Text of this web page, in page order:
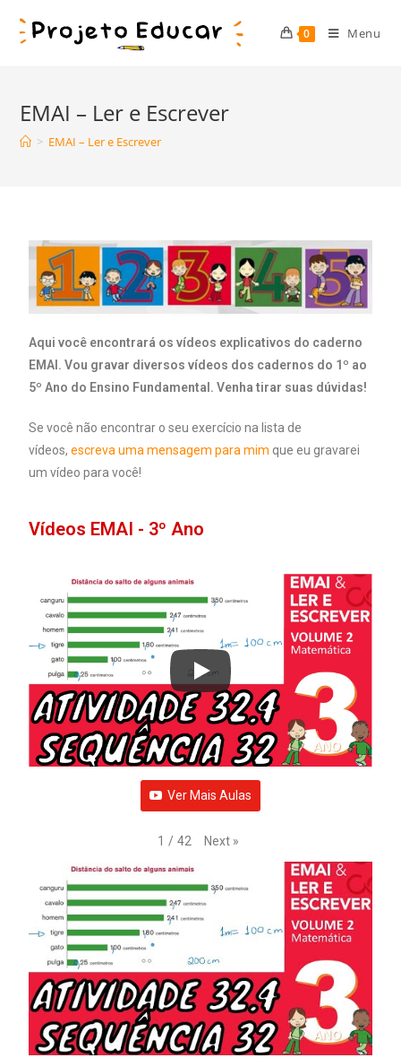
0 Menu
EMAI – Ler e Escrever
> EMAI – Ler e Escrever
Aqui você encontrará os vídeos explicativos do caderno
EMAI.Vou gravar diversos vídeos dos cadernos do 1º ao
5º Ano do Ensino Fundamental. Venha tirar suas dúvidas!
Se você não encontrar o seu exercício na lista de
vídeos,escreva uma mensagem para mim que eu gravarei
um vídeo para você!
Vídeos EMAI - 3º Ano
Ver Mais Aulas
1 / 42 Next »